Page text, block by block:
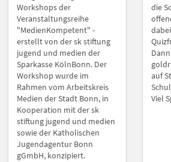
Workshops der
Veranstaltungsreihe
"MedienKompetent" -
erstellt von der sk stiftung
jugend und medien der
Sparkasse KölnBonn. Der
Workshop wurde im
Rahmen vom Arbeitskreis
Medien der Stadt Bonn, in
Kooperation mit der sk
stiftung jugend und medien
sowie der Katholischen
Jugendagentur Bonn
gGmbH, konzipiert.
die
auf
Viel